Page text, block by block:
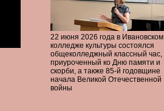
22 июня 2026 года в Ивановском
колледже культуры состоялся
общеколледжный классный час,
приуроченный ко Дню памяти и
скорби, а также 85-й годовщине
начала Великой Отечественной
войны